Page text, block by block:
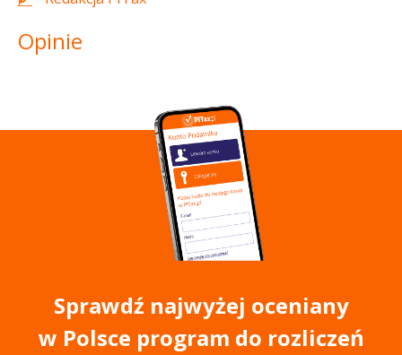
Opinie
Sprawdź najwyżej oceniany
w Polsce program do rozliczeń